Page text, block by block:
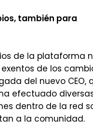
también para
de la plataforma
de los
del nuevo CEO,
efectuado
dentro de la red
a la comunidad.